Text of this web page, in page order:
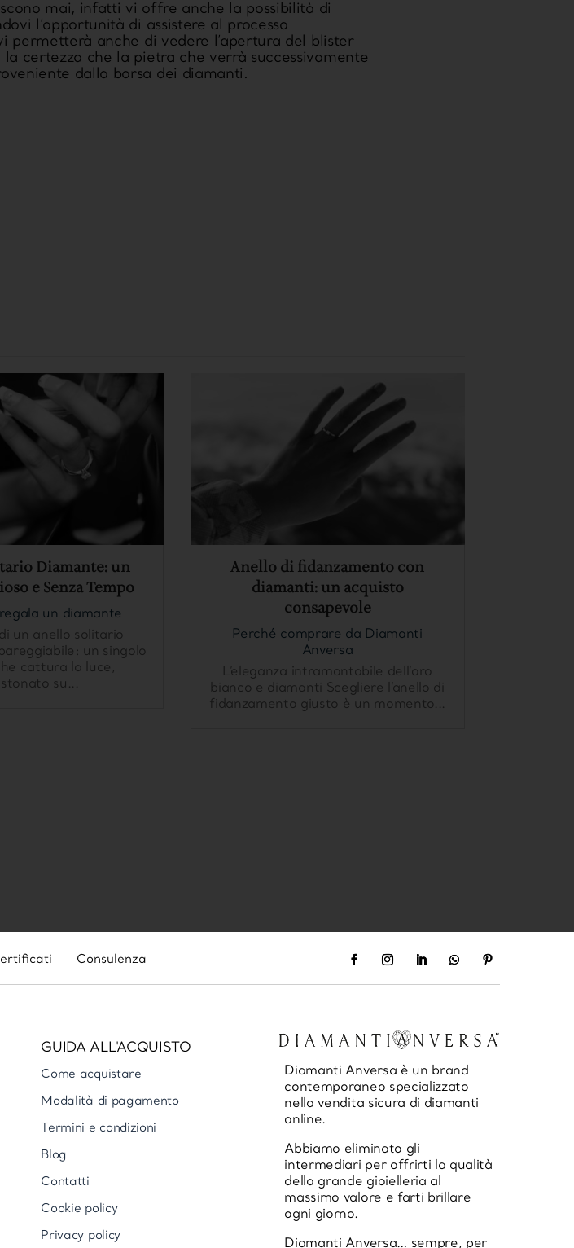
mai, infatti vi offre anche la possibilità di
l’opportunità di assistere al processo
permetterà anche di vedere l’apertura del blister
certezza che la pietra che verrà successivamente
dalla borsa dei diamanti.
Diamante: un
e Senza Tempo
un diamante
di un anello solitario
un singolo
cattura la luce,
su...
Anello di fidanzamento con
diamanti: un acquisto
consapevole
Perché comprare da Diamanti
Anversa
L’eleganza intramontabile dell’oro
bianco e diamanti Scegliere l’anello di
fidanzamento giusto è un momento...
Consulenza
GUIDA ALL'ACQUISTO
Come acquistare
Modalità di pagamento
Termini e condizioni
Blog
Contatti
Cookie policy
Privacy policy
Diamanti Anversa è un brand
contemporaneo specializzato
nella vendita sicura di diamanti
online.
Abbiamo eliminato gli
intermediari per offrirti la qualità
della grande gioielleria al
massimo valore e farti brillare
ogni giorno.
Diamanti Anversa… sempre, per